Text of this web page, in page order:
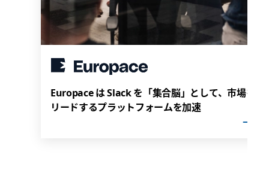
Europace は Slack を「集合脳」として、市場を
リードするプラットフォームを加速